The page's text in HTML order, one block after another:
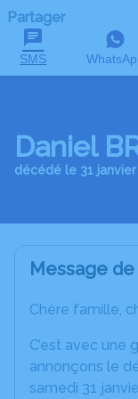
Partager
SMS
Daniel
décédé le 31
Message
Chère famille,
C’est avec une
annonçons le
samedi 31